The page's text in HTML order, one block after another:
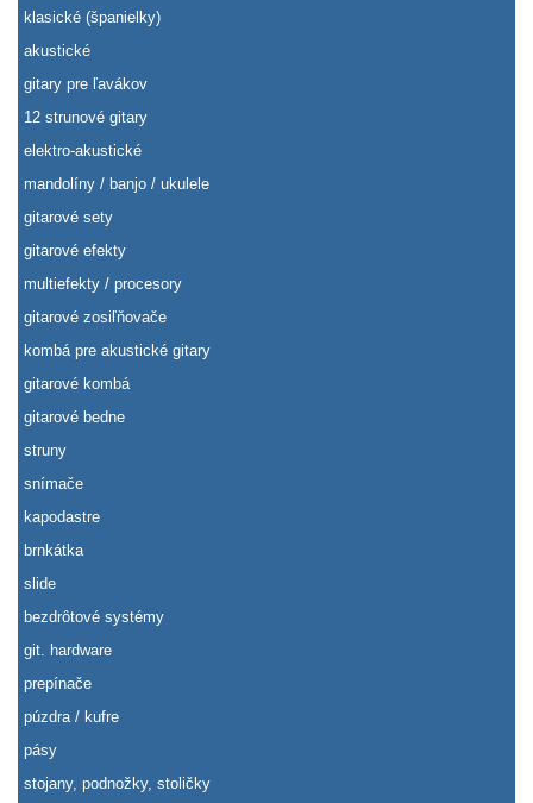
klasické (španielky)
akustické
gitary pre ľavákov
12 strunové gitary
elektro-akustické
mandolíny / banjo / ukulele
gitarové sety
gitarové efekty
multiefekty / procesory
gitarové zosiľňovače
kombá pre akustické gitary
gitarové kombá
gitarové bedne
struny
snímače
kapodastre
brnkátka
slide
bezdrôtové systémy
git. hardware
prepínače
púzdra / kufre
pásy
stojany, podnožky, stoličky